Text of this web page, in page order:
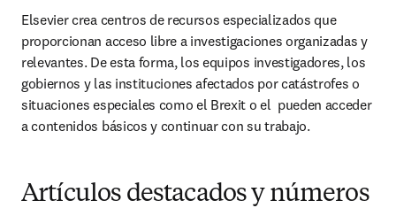
Elsevier crea centros de recursos especializados que
proporcionan acceso libre a investigaciones organizadas y
relevantes. De esta forma, los equipos investigadores, los
gobiernos y las instituciones afectados por catástrofes o
situaciones especiales como el Brexit o el  pueden acceder
a contenidos básicos y continuar con su trabajo.
Artículos destacados y números